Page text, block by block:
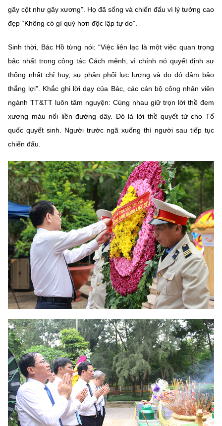
gãy cột như gãy xương”. Họ đã sống và chiến đấu vì lý tưởng cao
đẹp “Không có gì quý hơn độc lập tự do”.
Sinh thời, Bác Hồ từng nói: “Việc liên lạc là một việc quan trọng
bậc nhất trong công tác Cách mệnh, vì chính nó quyết định sự
thống nhất chỉ huy, sự phân phối lực lượng và do đó đảm bảo
thắng lợi”. Khắc ghi lời dạy của Bác, các cán bộ công nhân viên
ngành TT&TT luôn tâm nguyện: Cùng nhau giữ trọn lời thề đem
xương máu nối liền đường dây. Đó là lời thề quyết tử cho Tổ
quốc quyết sinh. Người trước ngã xuống thì người sau tiếp tục
chiến đấu.